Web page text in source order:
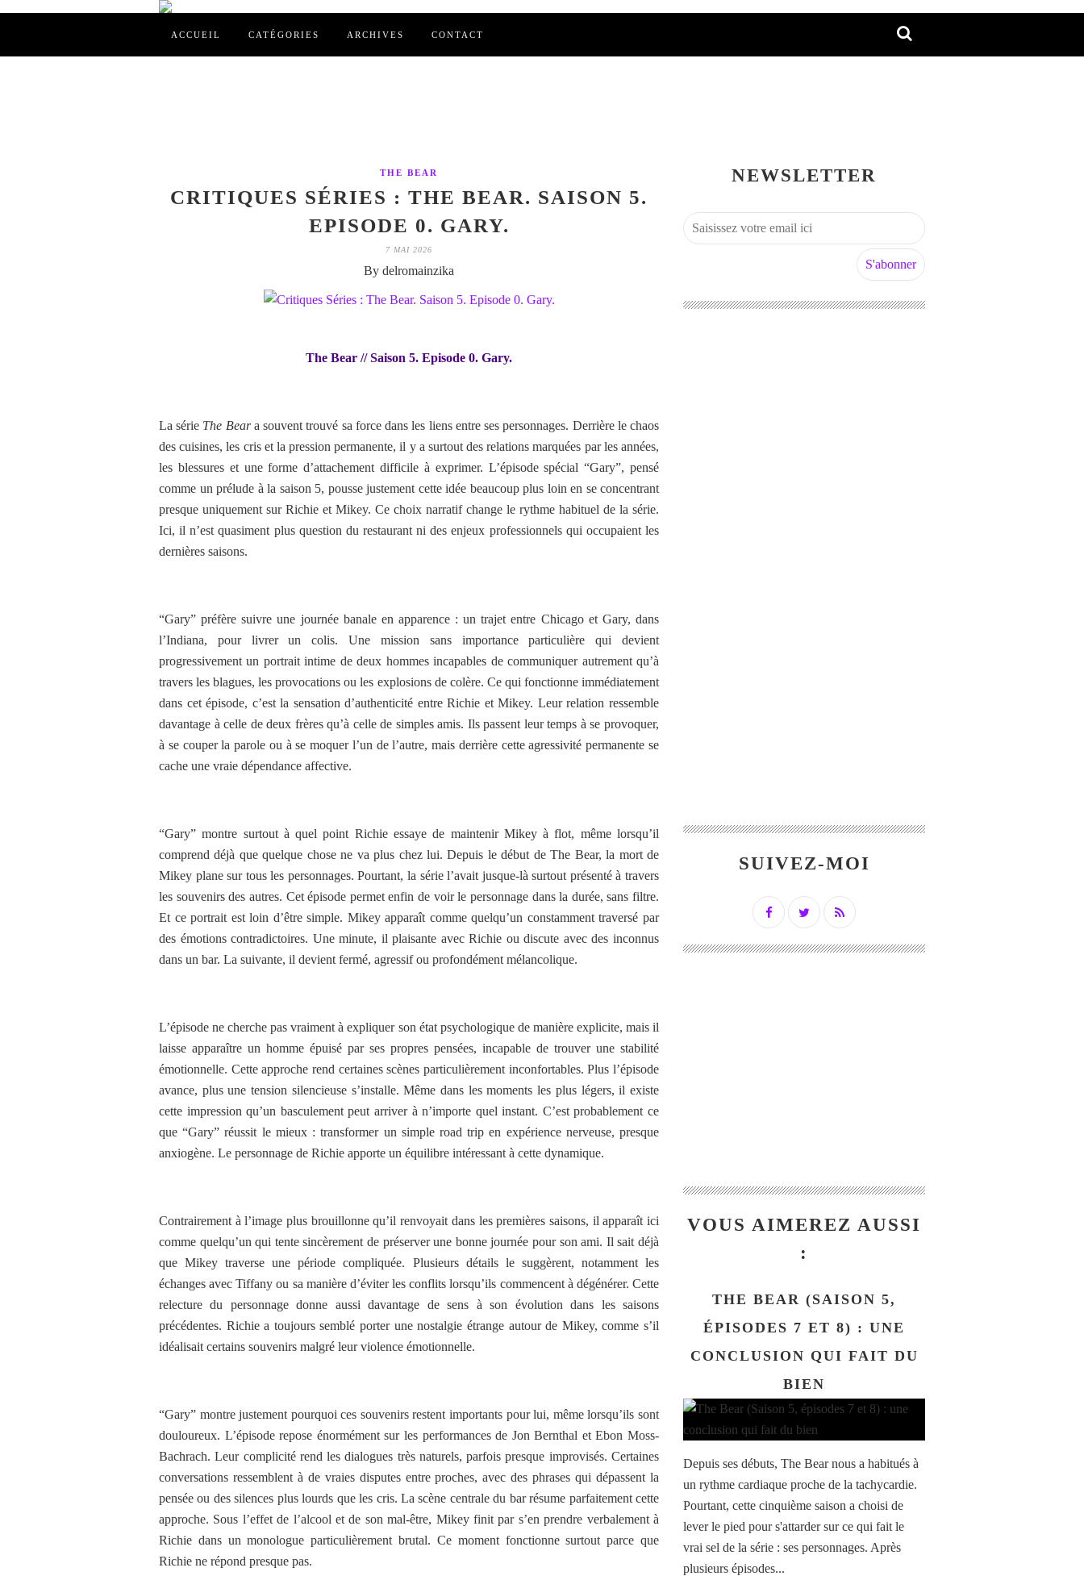
ACCUEIL CATÉGORIES ARCHIVES CONTACT
THE BEAR
CRITIQUES SÉRIES : THE BEAR. SAISON 5.
EPISODE 0. GARY.
7 MAI 2026
By delromainzika
The Bear // Saison 5. Episode 0. Gary.
La série The Beara souvent trouvé sa force dans les liens entre ses personnages. Derrière le chaos
des cuisines, les cris et la pression permanente, il y a surtout des relations marquées par les années,
les blessures et une forme d’attachement difficile à exprimer. L’épisode spécial “Gary”, pensé
comme un prélude à la saison 5, pousse justement cette idée beaucoup plus loin en se concentrant
presque uniquement sur Richie et Mikey. Ce choix narratif change le rythme habituel de la série.
Ici, il n’est quasiment plus question du restaurant ni des enjeux professionnels qui occupaient les
dernières saisons.
“Gary” préfère suivre une journée banale en apparence : un trajet entre Chicago et Gary, dans
l’Indiana, pour livrer un colis. Une mission sans importance particulière qui devient
progressivement un portrait intime de deux hommes incapables de communiquer autrement qu’à
travers les blagues, les provocations ou les explosions de colère. Ce qui fonctionne immédiatement
dans cet épisode, c’est la sensation d’authenticité entre Richie et Mikey. Leur relation ressemble
davantage à celle de deux frères qu’à celle de simples amis. Ils passent leur temps à se provoquer,
à se couper la parole ou à se moquer l’un de l’autre, mais derrière cette agressivité permanente se
cache une vraie dépendance affective.
“Gary” montre surtout à quel point Richie essaye de maintenir Mikey à flot, même lorsqu’il
comprend déjà que quelque chose ne va plus chez lui. Depuis le début de The Bear, la mort de
Mikey plane sur tous les personnages. Pourtant, la série l’avait jusque-là surtout présenté à travers
les souvenirs des autres. Cet épisode permet enfin de voir le personnage dans la durée, sans filtre.
Et ce portrait est loin d’être simple. Mikey apparaît comme quelqu’un constamment traversé par
des émotions contradictoires. Une minute, il plaisante avec Richie ou discute avec des inconnus
dans un bar. La suivante, il devient fermé, agressif ou profondément mélancolique.
L’épisode ne cherche pas vraiment à expliquer son état psychologique de manière explicite, mais il
laisse apparaître un homme épuisé par ses propres pensées, incapable de trouver une stabilité
émotionnelle. Cette approche rend certaines scènes particulièrement inconfortables. Plus l’épisode
avance, plus une tension silencieuse s’installe. Même dans les moments les plus légers, il existe
cette impression qu’un basculement peut arriver à n’importe quel instant. C’est probablement ce
que “Gary” réussit le mieux : transformer un simple road trip en expérience nerveuse, presque
anxiogène. Le personnage de Richie apporte un équilibre intéressant à cette dynamique.
Contrairement à l’image plus brouillonne qu’il renvoyait dans les premières saisons, il apparaît ici
comme quelqu’un qui tente sincèrement de préserver une bonne journée pour son ami. Il sait déjà
que Mikey traverse une période compliquée. Plusieurs détails le suggèrent, notamment les
échanges avec Tiffany ou sa manière d’éviter les conflits lorsqu’ils commencent à dégénérer. Cette
relecture du personnage donne aussi davantage de sens à son évolution dans les saisons
précédentes. Richie a toujours semblé porter une nostalgie étrange autour de Mikey, comme s’il
idéalisait certains souvenirs malgré leur violence émotionnelle.
“Gary” montre justement pourquoi ces souvenirs restent importants pour lui, même lorsqu’ils sont
douloureux. L’épisode repose énormément sur les performances de Jon Bernthal et Ebon Moss-
Bachrach. Leur complicité rend les dialogues très naturels, parfois presque improvisés. Certaines
conversations ressemblent à de vraies disputes entre proches, avec des phrases qui dépassent la
pensée ou des silences plus lourds que les cris. La scène centrale du bar résume parfaitement cette
approche. Sous l’effet de l’alcool et de son mal-être, Mikey finit par s’en prendre verbalement à
Richie dans un monologue particulièrement brutal. Ce moment fonctionne surtout parce que
Richie ne répond presque pas.
NEWSLETTER
SUIVEZ-MOI
VOUS AIMEREZ AUSSI
:
THE BEAR (SAISON 5,
ÉPISODES 7 ET 8) : UNE
CONCLUSION QUI FAIT DU
BIEN
Depuis ses débuts, The Bear nous a habitués à
un rythme cardiaque proche de la tachycardie.
Pourtant, cette cinquième saison a choisi de
lever le pied pour s'attarder sur ce qui fait le
vrai sel de la série : ses personnages. Après
plusieurs épisodes...